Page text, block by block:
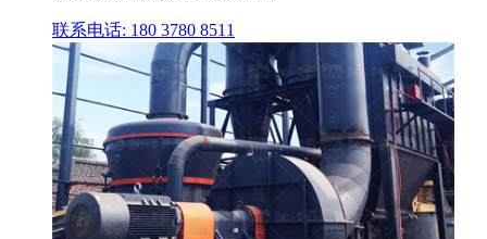
联系电话: 180 3780 8511